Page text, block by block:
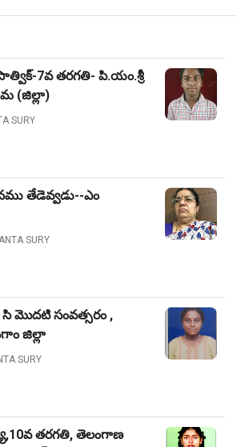
7వ తరగతి- పి.యం.శ్రీ
(జిల్లా)
SURY
తేడెవ్వడు--ఎం
SURY
సి మొదటి సంవత్సరం ,
జిల్లా
SURY
తరగతి, తెలంగాణ